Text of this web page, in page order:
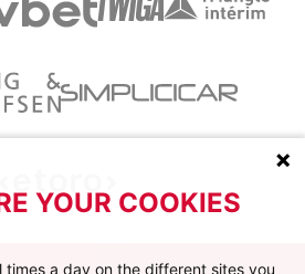
YOUR COOKIES
times a day on the different sites you